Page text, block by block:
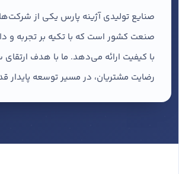
صنایع تولیدی آژینه پارس یکی از
صنعت کشور است که با تکیه بر تجربه و
با کیفیت ارائه می‌دهد. ما با هدف
رضایت مشتریان، در مسیر توسعه پایدار